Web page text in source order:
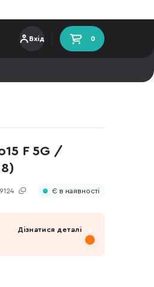
Вхід 0
F 5G /
Є в наявності
Дізнатися деталі